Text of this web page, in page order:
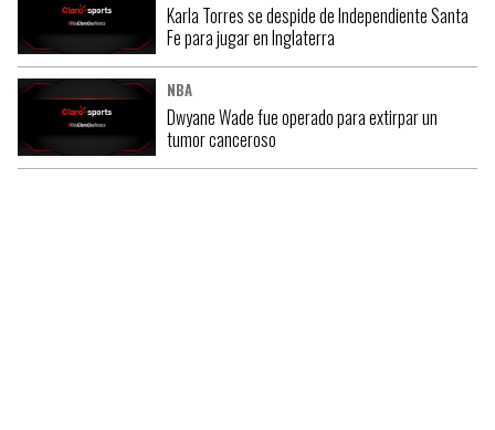
Karla Torres se despide de Independiente Santa
Fe para jugar en Inglaterra
NBA
Dwyane Wade fue operado para extirpar un
tumor canceroso